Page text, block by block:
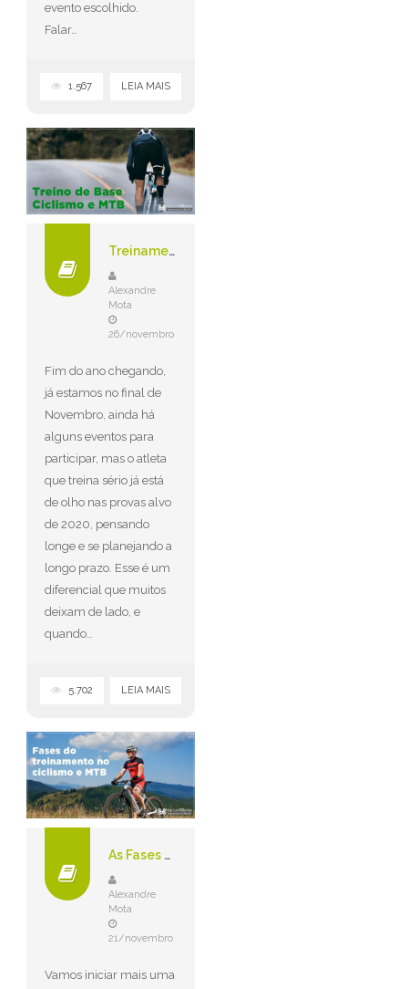
evento escolhido.
Falar…
1.567 LEIA MAIS
Treinamento de Base Ciclismo e MTB
Alexandre
Mota
26/novembro
Fim do ano chegando,
já estamos no final de
Novembro, ainda há
alguns eventos para
participar, mas o atleta
que treina sério já está
de olho nas provas alvo
de 2020, pensando
longe e se planejando a
longo prazo. Esse é um
diferencial que muitos
deixam de lado, e
quando…
5.702 LEIA MAIS
As Fases do Treinamento no Ciclismo e MTB
Alexandre
Mota
21/novembro
Vamos iniciar mais uma